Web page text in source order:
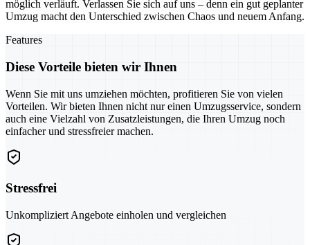
möglich verläuft. Verlassen Sie sich auf uns – denn ein gut geplanter
Umzug macht den Unterschied zwischen Chaos und neuem Anfang.
Features
Diese Vorteile bieten wir Ihnen
Wenn Sie mit uns umziehen möchten, profitieren Sie von vielen
Vorteilen. Wir bieten Ihnen nicht nur einen Umzugsservice, sondern
auch eine Vielzahl von Zusatzleistungen, die Ihren Umzug noch
einfacher und stressfreier machen.
Stressfrei
Unkompliziert Angebote einholen und vergleichen